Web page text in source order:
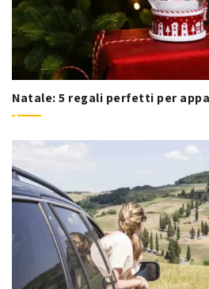
Natale: 5 regali perfetti per